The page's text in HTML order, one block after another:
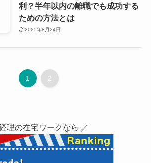
利？半年以内の離職でも成功する
ための方法とは
2025年8月24日
1 2
理の在宅ワークなら ／